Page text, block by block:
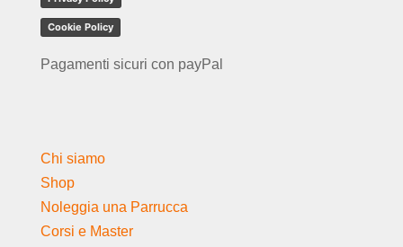
Cookie Policy
Pagamenti sicuri con payPal
Chi siamo
Shop
Noleggia una Parrucca
Corsi e Master